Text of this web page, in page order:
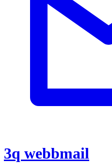
3q webbmail